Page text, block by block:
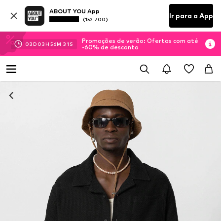
ABOUT YOU App
(152 700) Ir para a App
03D 03H 56M 30S
Promoções de verão: Ofertas com até
-60% de desconto